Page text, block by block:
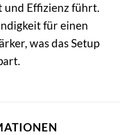
Effizienz führt.
für einen
was das Setup